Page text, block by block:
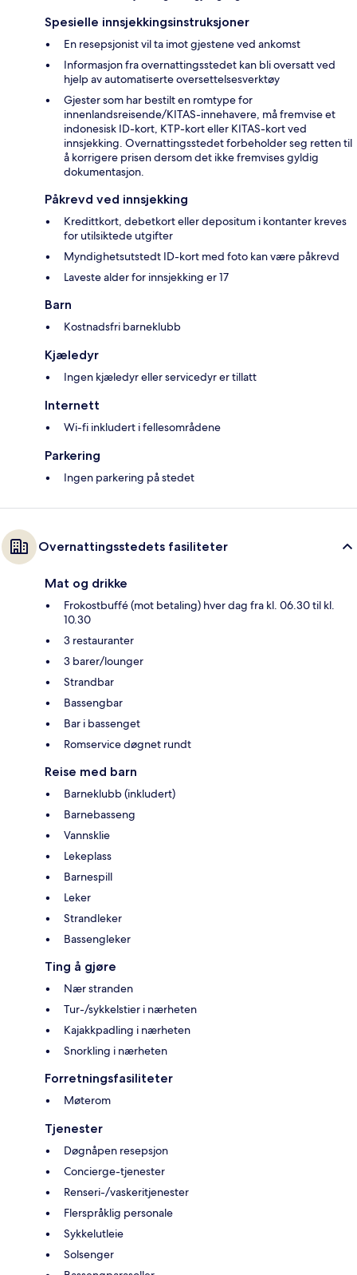
Spesielle innsjekkingsinstruksjoner
En resepsjonist vil ta imot gjestene ved ankomst
Informasjon fra overnattingsstedet kan bli oversatt ved
hjelp av automatiserte oversettelsesverktøy
Gjester som har bestilt en romtype for
innenlandsreisende/KITAS-innehavere, må fremvise et
indonesisk ID-kort, KTP-kort eller KITAS-kort ved
innsjekking. Overnattingsstedet forbeholder seg retten til
å korrigere prisen dersom det ikke fremvises gyldig
dokumentasjon.
Påkrevd ved innsjekking
Kredittkort, debetkort eller depositum i kontanter kreves
for utilsiktede utgifter
Myndighetsutstedt ID-kort med foto kan være påkrevd
Laveste alder for innsjekking er 17
Barn
Kostnadsfri barneklubb
Kjæledyr
Ingen kjæledyr eller servicedyr er tillatt
Internett
Wi-fi inkludert i fellesområdene
Parkering
Ingen parkering på stedet
Overnattingsstedets fasiliteter
Mat og drikke
Frokostbuffé (mot betaling) hver dag fra kl. 06.30 til kl.
10.30
3 restauranter
3 barer/lounger
Strandbar
Bassengbar
Bar i bassenget
Romservice døgnet rundt
Reise med barn
Barneklubb (inkludert)
Barnebasseng
Vannsklie
Lekeplass
Barnespill
Leker
Strandleker
Bassengleker
Ting å gjøre
Nær stranden
Tur-/sykkelstier i nærheten
Kajakkpadling i nærheten
Snorkling i nærheten
Forretningsfasiliteter
Møterom
Tjenester
Døgnåpen resepsjon
Concierge-tjenester
Renseri-/vaskeritjenester
Flerspråklig personale
Sykkelutleie
Solsenger